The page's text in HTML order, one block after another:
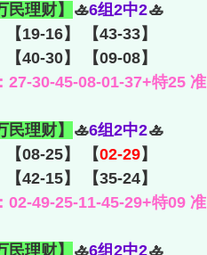
民理财】 🚣6组2中2🚣
【19-16】 【43-33】
【40-30】 【09-08】
27-30-45-08-01-37+特25 准
民理财】 🚣6组2中2🚣
【08-25】 【02-29】
【42-15】 【35-24】
02-49-25-11-45-29+特09 准
民理财】 🚣6组2中2🚣